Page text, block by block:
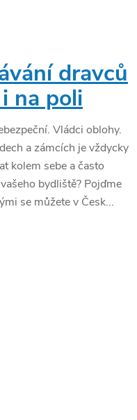
dravců
na poli
Vládci oblohy.
a zámcích je vždycky
kolem sebe a často
bydliště? Pojďme
se můžete v Česk...